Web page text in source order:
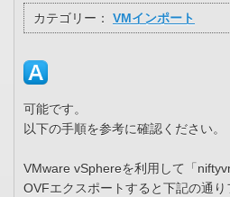
カテゴリー： VMインポート
可能です。
以下の手順を参考に確認ください。
VMware vSphereを利用して「
OVFエクスポートすると下記の通り